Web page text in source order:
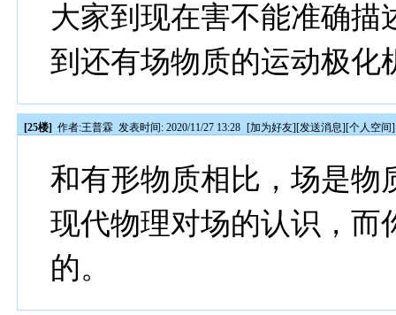
大家到现在害不能准确描
到还有场物质的运动极化
[25楼] 作者:王普霖 发表时间: 2020/11/27 13:28 [加为好友][发送消息][个人空间]
和有形物质相比，场是物
现代物理对场的认识，而
的。